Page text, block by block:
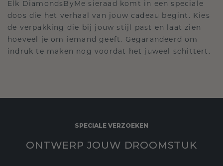
Elk DiamondsByMe sieraad komt in een speciale
doos die het verhaal van jouw cadeau begint. Kies
de verpakking die bij jouw stijl past en laat zien
hoeveel je om iemand geeft. Gegarandeerd om
indruk te maken nog voordat het juweel schittert.
SPECIALE VERZOEKEN
ONTWERP JOUW DROOMSTUK